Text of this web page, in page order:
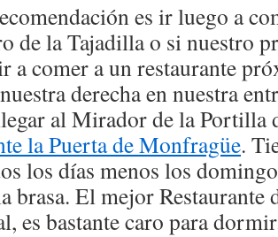
es ir luego a
de la Tajadilla o si nuestro
a comer a un restaurante
derecha en nuestra
al Mirador de la Portilla
la Puerta de Monfragüe.
los días menos los
brasa. El mejor Restaurante
es bastante caro para